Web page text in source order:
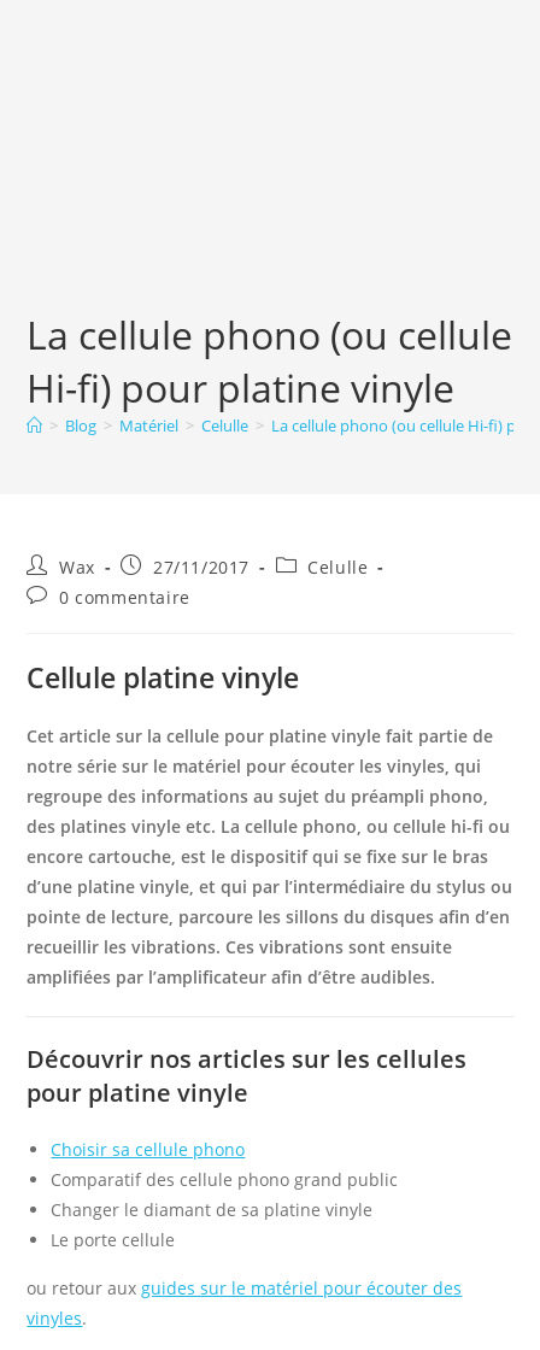
La cellule phono (ou cellule
Hi-fi) pour platine vinyle
> Blog > Matériel > Celulle > La cellule phono (ou cellule Hi-fi)
Auteur/autrice
de
la
Wax
Publication
publiée :
27/11/2017
PostCelulle
Commentaires
publication :
0 commentaire
Cellule platine vinyle
Cet article sur la cellule pour platine vinyle fait partie de
notre série sur le matériel pour écouter les vinyles, qui
regroupe des informations au sujet du préampli phono,
des platines vinyle etc. La cellule phono, ou cellule hi-fi ou
encore cartouche, est le dispositif qui se fixe sur le bras
d’une platine vinyle, et qui par l’intermédiaire du stylus ou
pointe de lecture, parcoure les sillons du disques afin d’en
recueillir les vibrations. Ces vibrations sont ensuite
amplifiées par l’amplificateur afin d’être audibles.
Découvrir nos articles sur les cellules
pour platine vinyle
Choisir sa cellule phono
Comparatif des cellule phono grand public
Changer le diamant de sa platine vinyle
Le porte cellule
ou retour aux guides sur le matériel pour écouter des
vinyles.